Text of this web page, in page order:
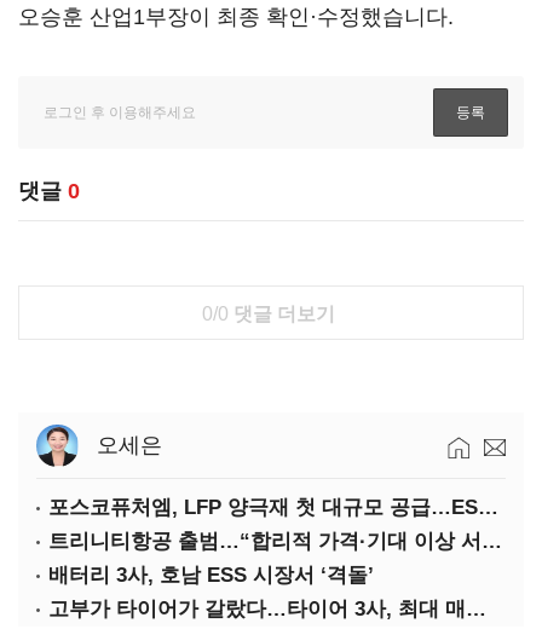
오승훈 산업1부장이 최종 확인·수정했습니다.
댓글 0
0/0 댓글 더보기
오세은
포스코퓨처엠, LFP 양극재 첫 대규모 공급…ESS 시장 공략
트리니티항공 출범…“합리적 가격·기대 이상 서비스로 승부”
배터리 3사, 호남 ESS 시장서 ‘격돌’
고부가 타이어가 갈랐다…타이어 3사, 최대 매출에도 영업익 희비